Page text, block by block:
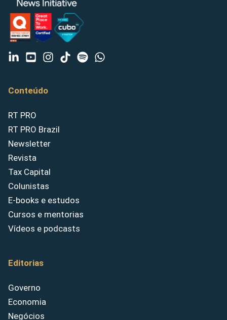
Conteúdo
RT PRO
RT PRO Brazil
Newsletter
Revista
Tax Capital
Colunistas
E-books e estudos
Cursos e mentorias
Vídeos e podcasts
Editorias
Governo
Economia
Negócios